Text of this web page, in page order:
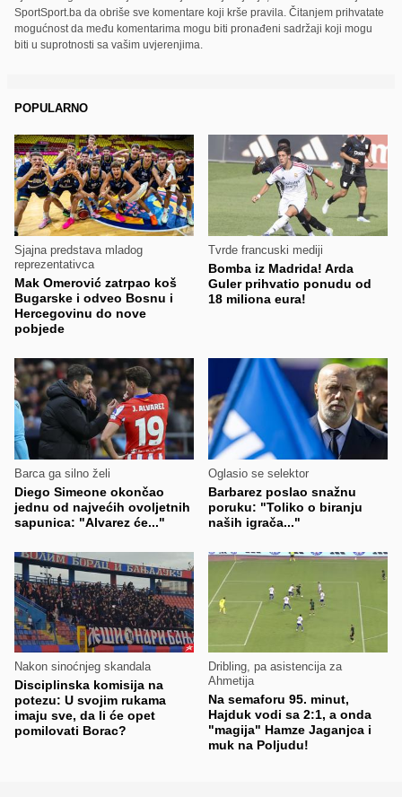
SportSport.ba da obriše sve komentare koji krše pravila. Čitanjem prihvatate
mogućnost da među komentarima mogu biti pronađeni sadržaji koji mogu
biti u suprotnosti sa vašim uvjerenjima.
POPULARNO
Sjajna predstava mladog
reprezentativca
Mak Omerović zatrpao koš
Bugarske i odveo Bosnu i
Hercegovinu do nove
pobjede
Tvrde francuski mediji
Bomba iz Madrida! Arda
Guler prihvatio ponudu od
18 miliona eura!
Barca ga silno želi
Diego Simeone okončao
jednu od najvećih ovoljetnih
sapunica: "Alvarez će..."
Oglasio se selektor
Barbarez poslao snažnu
poruku: "Toliko o biranju
naših igrača..."
Nakon sinoćnjeg skandala
Disciplinska komisija na
potezu: U svojim rukama
imaju sve, da li će opet
pomilovati Borac?
Dribling, pa asistencija za
Ahmetija
Na semaforu 95. minut,
Hajduk vodi sa 2:1, a onda
"magija" Hamze Jaganjca i
muk na Poljudu!